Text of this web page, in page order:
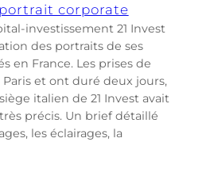
corporate
investissement 21 Invest
des portraits de ses
en France. Les prises de
et ont duré deux jours,
italien de 21 Invest avait
précis. Un brief détaillé
les éclairages, la